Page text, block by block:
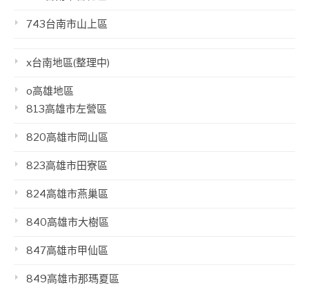
743台南市山上區
x台南地區(整理中)
o高雄地區
813高雄市左營區
820高雄市岡山區
823高雄市田寮區
824高雄市燕巢區
840高雄市大樹區
847高雄市甲仙區
849高雄市那瑪夏區